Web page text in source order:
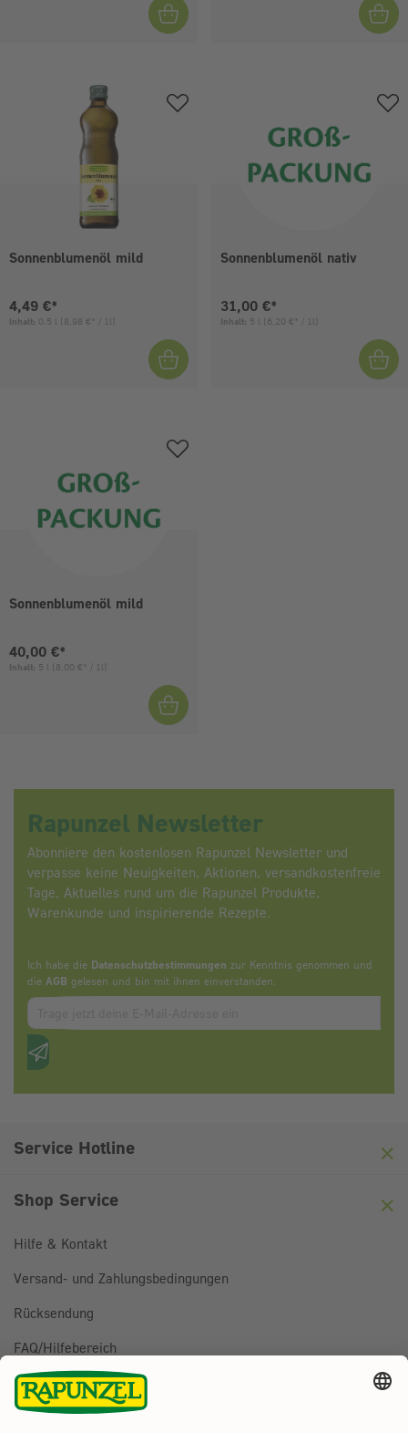
Sonnenblumenöl mild
Aktueller Preis:
4,49 €*
Inhalt: 0.5 l (8,98 €* / 1l)
Sonnenblumenöl nativ
Aktueller Preis:
31,00 €*
Inhalt: 5 l (6,20 €* / 1l)
Sonnenblumenöl mild
Aktueller Preis:
40,00 €*
Inhalt: 5 l (8,00 €* / 1l)
Rapunzel Newsletter
Abonniere den kostenlosen Rapunzel Newsletter und
verpasse keine Neuigkeiten, Aktionen, versandkostenfreie
Tage, Aktuelles rund um die Rapunzel Produkte,
Warenkunde und inspirierende Rezepte.
Ich habe die Datenschutzbestimmungen zur Kenntnis genommen und
die AGB gelesen und bin mit ihnen einverstanden.
Zum abbonieren des Newsletters, bitte E-Mail Adresse
Anti-Roboter-Verifizierung
Service Hotline
Shop Service
Hilfe & Kontakt
Versand- und Zahlungsbedingungen
Rücksendung
FAQ/Hilfebereich
BESTELLUNG WIDERRUFEN